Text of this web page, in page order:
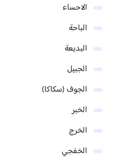
الاحساء
الباحة
البديعة
الجبيل
الجوف (سكاكا)
الخبر
الخرج
الخفجي